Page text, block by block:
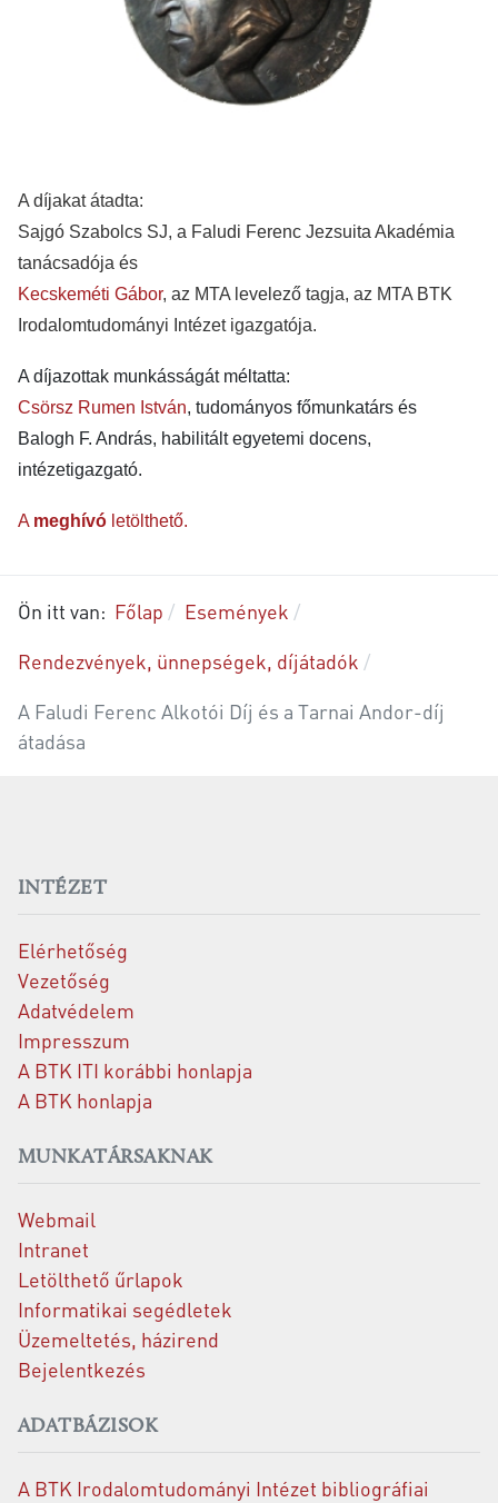
A díjakat átadta:
Sajgó Szabolcs SJ, a Faludi Ferenc Jezsuita Akadémia
tanácsadója és
Kecskeméti Gábor, az MTA levelező tagja, az MTA BTK
Irodalomtudományi Intézet igazgatója.
A díjazottak munkásságát méltatta:
Csörsz Rumen István, tudományos főmunkatárs és
Balogh F. András, habilitált egyetemi docens,
intézetigazgató.
A meghívóletölthető.
Ön itt van: Főlap
Események
Rendezvények, ünnepségek, díjátadók
A Faludi Ferenc Alkotói Díj és a Tarnai Andor-díj
átadása
INTÉZET
Elérhetőség
Vezetőség
Adatvédelem
Impresszum
A BTK ITI korábbi honlapja
A BTK honlapja
MUNKATÁRSAKNAK
Webmail
Intranet
Letölthető űrlapok
Informatikai segédletek
Üzemeltetés, házirend
Bejelentkezés
ADATBÁZISOK
A BTK Irodalomtudományi Intézet bibliográfiai